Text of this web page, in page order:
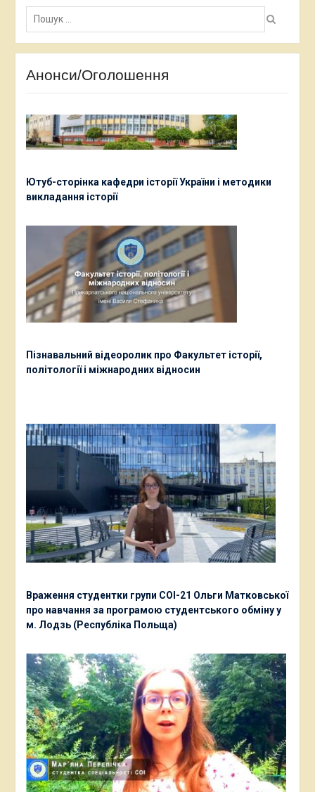
Пошук:
Анонси/Оголошення
Ютуб-сторінка кафедри історії України і методики
викладання історії
Пізнавальний відеоролик про Факультет історії,
політології і міжнародних відносин
Враження студентки групи СОІ-21 Ольги Матковської
про навчання за програмою студентського обміну у
м. Лодзь (Республіка Польща)